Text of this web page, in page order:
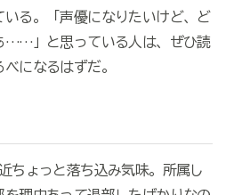
る。「声優になりたいけど、ど
……」と思っている人は、ぜひ読
になるはずだ。
ちょっと落ち込み気味。所属し